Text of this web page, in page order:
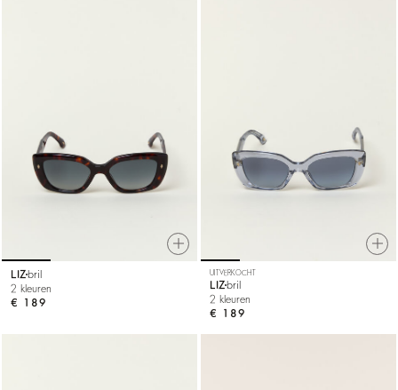
LIZ bril
2 kleuren
€ 189
UITVERKOCHT
LIZ bril
2 kleuren
€ 189